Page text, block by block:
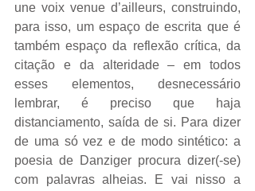
une voix venue d’ailleurs, construindo,
para isso, um espaço de escrita que é
também espaço da reflexão crítica, da
citação e da alteridade – em todos
esses elementos, desnecessário
lembrar, é preciso que haja
distanciamento, saída de si. Para dizer
de uma só vez e de modo sintético: a
poesia de Danziger procura dizer(-se)
com palavras alheias. E vai nisso a